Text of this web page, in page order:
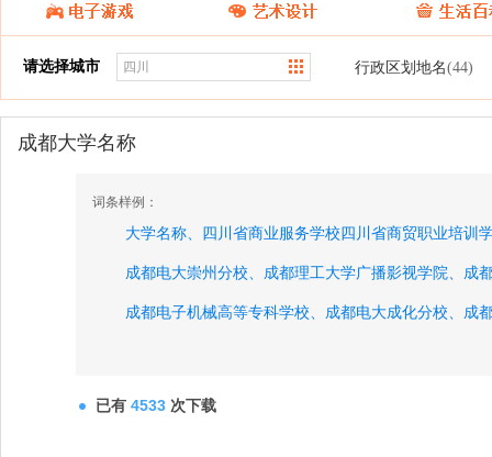
请选择城市 行政区划地名(44)
成都大学名称
词条样例：
大学名称、 四川省商业服务学校四川省商贸职业培训
成都电大崇州分校、 成都理工大学广播影视学院、 成
成都电子机械高等专科学校、 成都电大成化分校、 成
已有 4533 次下载